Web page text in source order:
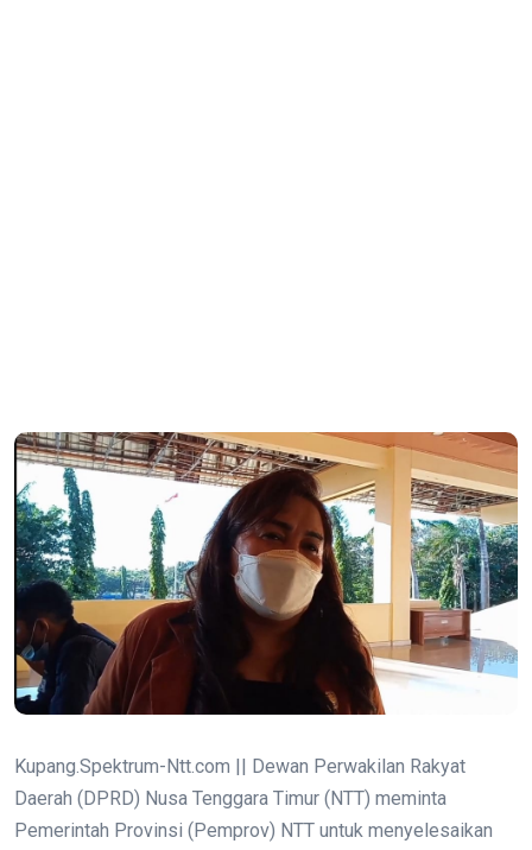
Kupang.Spektrum-Ntt.com || Dewan Perwakilan Rakyat
Daerah (DPRD) Nusa Tenggara Timur (NTT) meminta
Pemerintah Provinsi (Pemprov) NTT untuk menyelesaikan